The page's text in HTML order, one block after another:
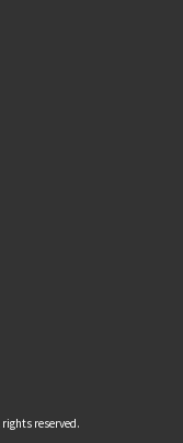
reserved.